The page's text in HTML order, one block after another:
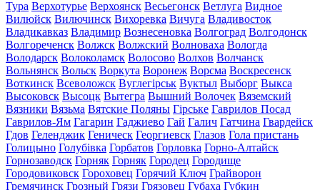
Тура Верхотурье Верхоянск Весьегонск Ветлуга Видное
Вилюйск Вилючинск Вихоревка Вичуга Владивосток
Владикавказ Владимир Вознесеновка Волгоград Волгодонск
Волгореченск Волжск Волжский Волноваха Вологда
Володарск Волоколамск Волосово Волхов Волчанск
Вольнянск Вольск Воркута Воронеж Ворсма Воскресенск
Воткинск Всеволожск Вуглегірськ Вуктыл Выборг Выкса
Высоковск Высоцк Вытегра Вышний Волочек Вяземский
Вязники Вязьма Вятские Поляны Гірське Гаврилов Посад
Гаврилов-Ям Гагарин Гаджиево Гай Галич Гатчина Гвардейск
Гдов Геленджик Геническ Георгиевск Глазов Гола пристань
Голицыно Голубівка Горбатов Горловка Горно-Алтайск
Горнозаводск Горняк Горняк Городец Городище
Городовиковск Гороховец Горячий Ключ Грайворон
Гремячинск Грозный Грязи Грязовец Губаха Губкин